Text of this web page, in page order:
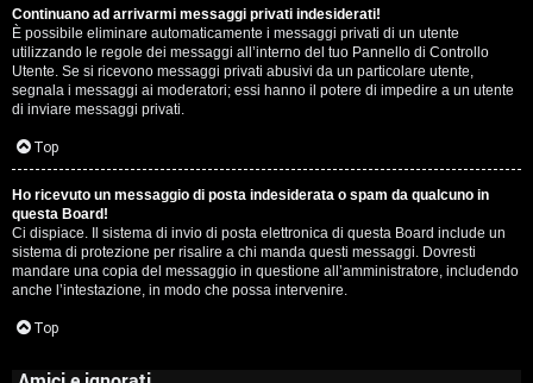
Continuano ad arrivarmi messaggi privati indesiderati!
È possibile eliminare automaticamente i messaggi privati ​​di un utente
utilizzando le regole dei messaggi all’interno del tuo Pannello di Controllo
Utente. Se si ricevono messaggi privati ​​abusivi da un particolare utente,
segnala i messaggi ai moderatori; essi hanno il potere di impedire a un utente
di inviare messaggi privati​​.
Top
Ho ricevuto un messaggio di posta indesiderata o spam da qualcuno in
questa Board!
Ci dispiace. Il sistema di invio di posta elettronica di questa Board include un
sistema di protezione per risalire a chi manda questi messaggi. Dovresti
mandare una copia del messaggio in questione all’amministratore, includendo
anche l’intestazione, in modo che possa intervenire.
Top